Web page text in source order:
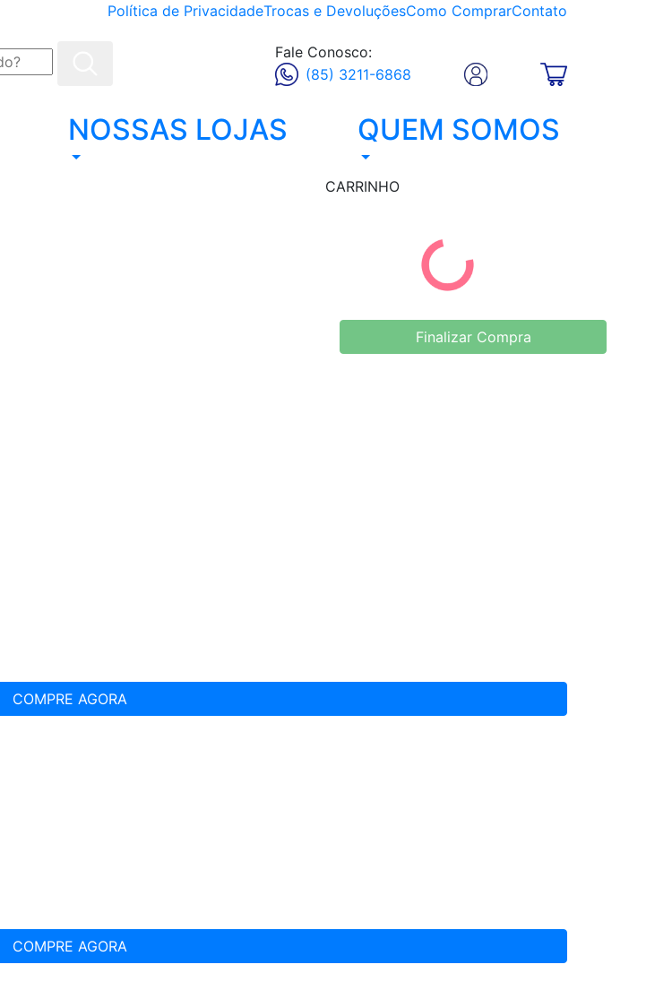
Política de PrivacidadeTrocas e DevoluçõesComo ComprarContato
Fale Conosco:
(85) 3211-6868
NOSSAS LOJAS QUEM SOMOS
CARRINHO
Finalizar Compra
COMPRE AGORA
COMPRE AGORA